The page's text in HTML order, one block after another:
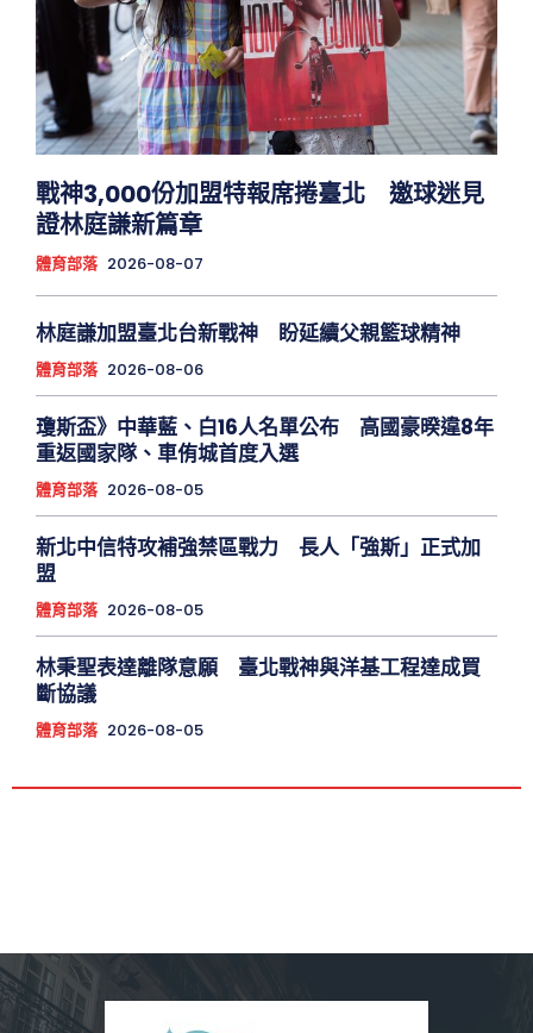
戰神3,000份加盟特報席捲臺北 邀球迷見
證林庭謙新篇章
體育部落 2026-08-07
林庭謙加盟臺北台新戰神 盼延續父親籃球精神
體育部落 2026-08-06
瓊斯盃》中華藍、白16人名單公布 高國豪暌違8年
重返國家隊、車侑城首度入選
體育部落 2026-08-05
新北中信特攻補強禁區戰力 長人「強斯」正式加
盟
體育部落 2026-08-05
林秉聖表達離隊意願 臺北戰神與洋基工程達成買
斷協議
體育部落 2026-08-05